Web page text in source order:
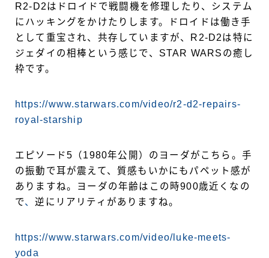
R2-D2はドロイドで戦闘機を修理したり、システム
にハッキングをかけたりします。ドロイドは働き手
として重宝され、共存していますが、R2-D2は特に
ジェダイの相棒という感じで、STAR WARSの癒し
枠です。
https://www.starwars.com/video/r2-d2-repairs-
royal-starship
エピソード5（1980年公開）のヨーダがこちら。手
の振動で耳が震えて、質感もいかにもパペット感が
ありますね。ヨーダの年齢はこの時900歳近くなの
で、逆にリアリティがありますね。
https://www.starwars.com/video/luke-meets-
yoda